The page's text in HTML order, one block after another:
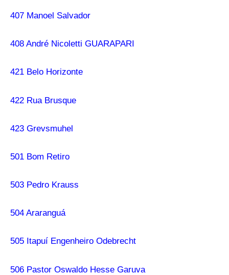
407 Manoel Salvador
408 André Nicoletti GUARAPARI
421 Belo Horizonte
422 Rua Brusque
423 Grevsmuhel
501 Bom Retiro
503 Pedro Krauss
504 Araranguá
505 Itapuí Engenheiro Odebrecht
506 Pastor Oswaldo Hesse Garuva